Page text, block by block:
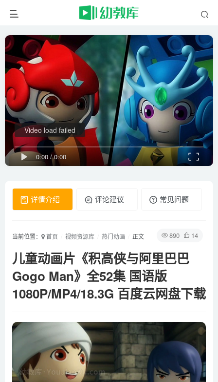
0:00 /0:00
Video load failed
详情介绍 评论建议 常见问题
890 14
当前位置： 首页 视频资源库 热门动画 正文
儿童动画片《积高侠与阿里巴巴
Gogo Man》全52集 国语版
1080P/MP4/18.3G 百度云网盘下载